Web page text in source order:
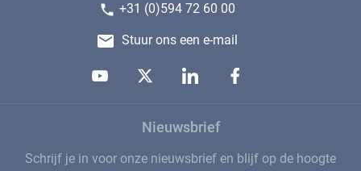
+31 (0)594 72 60 00
Stuur ons een e-mail
Nieuwsbrief
Schrijf je in voor onze nieuwsbrief en blijf op de hoogte